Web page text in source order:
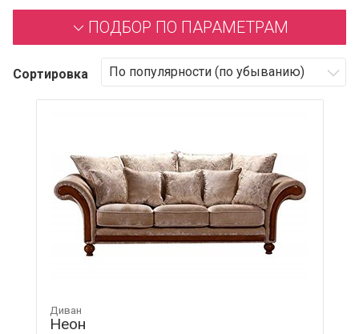
ПОДБОР ПО ПАРАМЕТРАМ
Сортировка
Диван
Неон